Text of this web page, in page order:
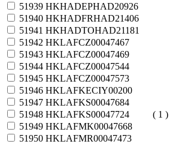
51939 HKHADEPHAD20926
51940 HKHADFRHAD21406
51941 HKHADTOHAD21181
51942 HKLAFCZ00047467
51943 HKLAFCZ00047469
51944 HKLAFCZ00047544
51945 HKLAFCZ00047573
51946 HKLAFKECIY00200
51947 HKLAFKS00047684
51948 HKLAFKS00047724
( 1 )
51949 HKLAFMK00047668
51950 HKLAFMR00047473